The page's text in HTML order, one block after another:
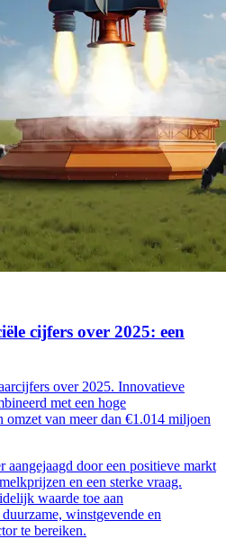
cijfers over 2025: een
over 2025. Innovatieve
met een hoge
omzet van meer dan €1.014 miljoen
door een positieve markt
en een sterke vraag.
waarde toe aan
winstgevende en
te bereiken.